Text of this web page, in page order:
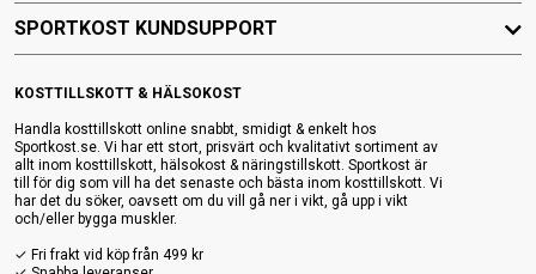
KOSTTILLSKOTT & HÄLSOKOST
Handla kosttillskott online snabbt, smidigt & enkelt hos
Sportkost.se. Vi har ett stort, prisvärt och kvalitativt sortiment av
allt inom kosttillskott, hälsokost & näringstillskott. Sportkost är
till för dig som vill ha det senaste och bästa inom kosttillskott. Vi
har det du söker, oavsett om du vill gå ner i vikt, gå upp i vikt
och/eller bygga muskler.
✓ Fri frakt vid köp från 499 kr
SPORTKOST KUNDSUPPORT